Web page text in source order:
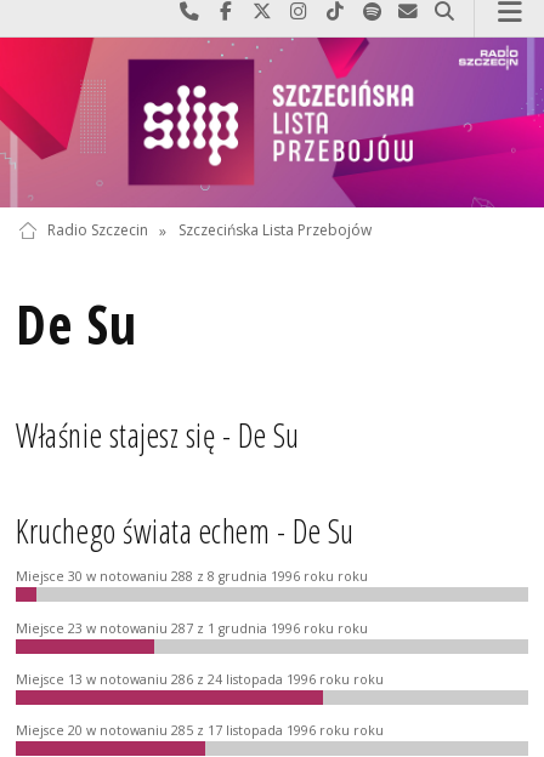
Najlepiej po prostu do nas zadzwoń
Odwiedź nas na Facebook-u
Odwiedź nas na X
Odwiedź nas na Instagram-ie
Odwiedź nas na TikTok-u
Szukaj nas na Spotify
Wyślij do nas
Szukaj
Radio Szczecin » Szczecińska Lista Przebojów
De Su
Właśnie stajesz się - De Su
Kruchego świata echem - De Su
Miejsce 30 w notowaniu 288 z 8 grudnia 1996 roku roku
Miejsce 23 w notowaniu 287 z 1 grudnia 1996 roku roku
Miejsce 13 w notowaniu 286 z 24 listopada 1996 roku roku
Miejsce 20 w notowaniu 285 z 17 listopada 1996 roku roku